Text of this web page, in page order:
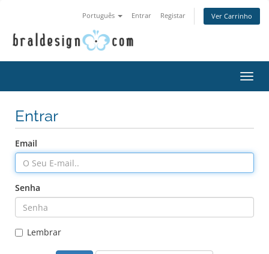
Português Entrar Registar Ver Carrinho
Entrar
Email
Senha
Lembrar